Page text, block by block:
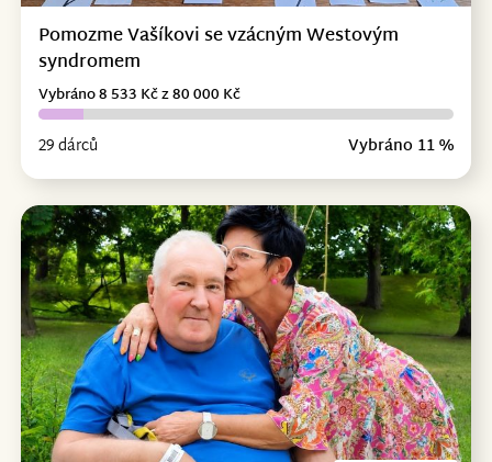
Pomozme Vašíkovi se vzácným Westovým
syndromem
29 dárců Vybráno 11 %
Vybráno 8 533 Kč z 80 000 Kč